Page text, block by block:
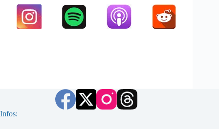
Infos: